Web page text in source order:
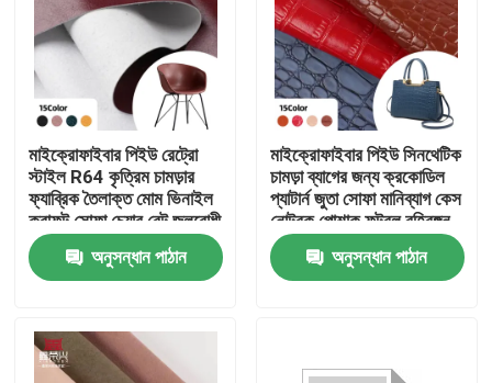
বাড়ি
পণ্য
মাইক্রোফাইবার পিইউ রেট্রো
স্টাইল R64 কৃত্রিম চামড়ার
ফ্যাব্রিক তৈলাক্ত মোম ভিনাইল
ক্রাফট সোফা চেয়ার বেল্ট জলরোধী
স্ট্রেচ ব্যাগগুলির জন্য
অনুসন্ধান পাঠান
মাইক্রোফাইবার পিইউ সিনথেটিক
চামড়া ব্যাগের জন্য ক্রকোডিল
প্যাটার্ন জুতা সোফা মানিব্যাগ কেস
নোটবুক পোশাক ফুটবল বহিরঙ্গন
ব্যবহার
অনুসন্ধান পাঠান